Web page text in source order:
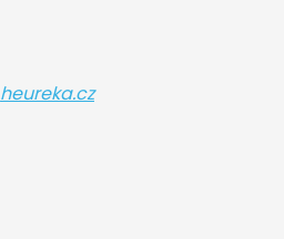
heureka.cz